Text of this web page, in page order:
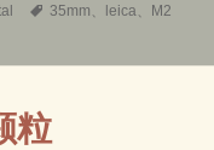
标
35mm 、 leica、
M2
粒